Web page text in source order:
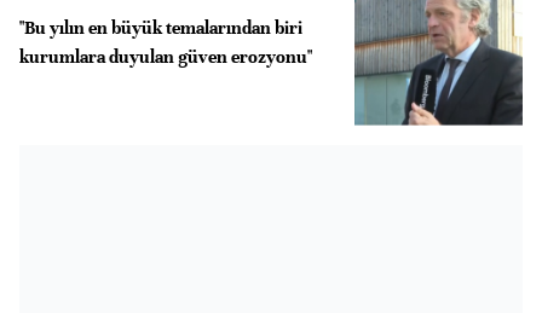
"Bu yılın en büyük temalarından biri
kurumlara duyulan güven erozyonu"